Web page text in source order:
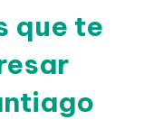
que te